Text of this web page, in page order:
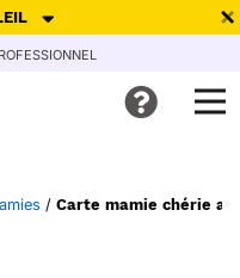
pour envoyer des
/ Carte mamie chérie